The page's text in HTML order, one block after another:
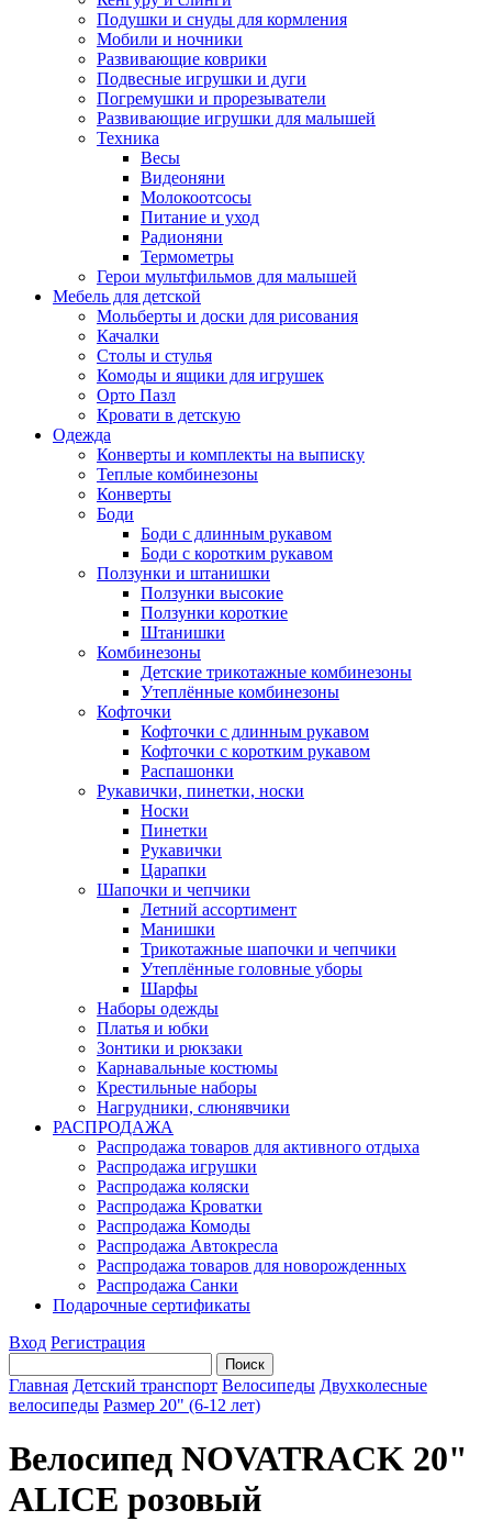
Подушки и снуды для кормления
Мобили и ночники
Развивающие коврики
Подвесные игрушки и дуги
Погремушки и прорезыватели
Развивающие игрушки для малышей
Техника
Весы
Видеоняни
Молокоотсосы
Питание и уход
Радионяни
Термометры
Герои мультфильмов для малышей
Мебель для детской
Мольберты и доски для рисования
Качалки
Столы и стулья
Комоды и ящики для игрушек
Орто Пазл
Кровати в детскую
Одежда
Конверты и комплекты на выписку
Теплые комбинезоны
Конверты
Боди
Боди с длинным рукавом
Боди с коротким рукавом
Ползунки и штанишки
Ползунки высокие
Ползунки короткие
Штанишки
Комбинезоны
Детские трикотажные комбинезоны
Утеплённые комбинезоны
Кофточки
Кофточки с длинным рукавом
Кофточки с коротким рукавом
Распашонки
Рукавички, пинетки, носки
Носки
Пинетки
Рукавички
Царапки
Шапочки и чепчики
Летний ассортимент
Манишки
Трикотажные шапочки и чепчики
Утеплённые головные уборы
Шарфы
Наборы одежды
Платья и юбки
Зонтики и рюкзаки
Карнавальные костюмы
Крестильные наборы
Нагрудники, слюнявчики
РАСПРОДАЖА
Распродажа товаров для активного отдыха
Распродажа игрушки
Распродажа коляски
Распродажа Кроватки
Распродажа Комоды
Распродажа Автокресла
Распродажа товаров для новорожденных
Распродажа Санки
Подарочные сертификаты
Вход Регистрация
Главная Детский транспорт Велосипеды Двухколесные
велосипеды Размер 20" (6-12 лет)
Велосипед NOVATRACK 20"
ALICE розовый